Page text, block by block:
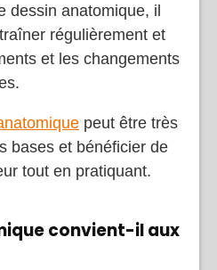
dessin anatomique, il
régulièrement et
et les changements
peut être très
bases et bénéficier de
tout en pratiquant.
convient-il aux